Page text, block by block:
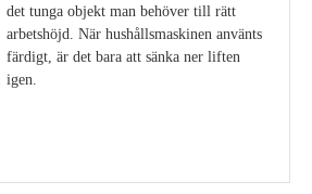
det tunga objekt man behöver till rätt
arbetshöjd. När hushållsmaskinen använts
färdigt, är det bara att sänka ner liften
igen.